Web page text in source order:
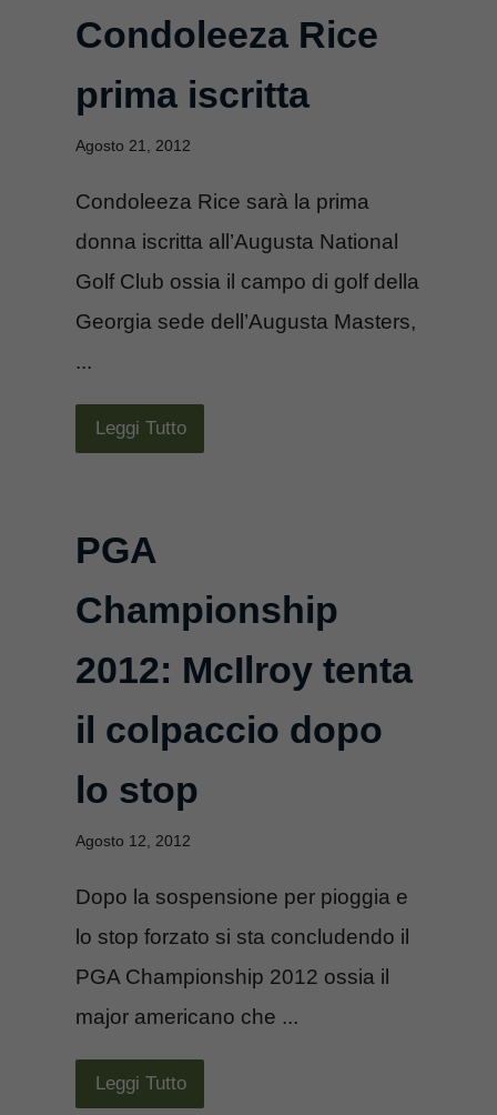
Condoleeza Rice
prima iscritta
Agosto 21, 2012
Condoleeza Rice sarà la prima
donna iscritta all’Augusta National
Golf Club ossia il campo di golf della
Georgia sede dell’Augusta Masters,
...
Leggi Tutto
PGA
Championship
2012: McIlroy tenta
il colpaccio dopo
lo stop
Agosto 12, 2012
Dopo la sospensione per pioggia e
lo stop forzato si sta concludendo il
PGA Championship 2012 ossia il
major americano che ...
Leggi Tutto